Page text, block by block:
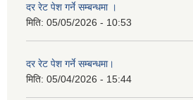
दर रेट पेश गर्ने सम्बन्धमा ।
मिति: 05/05/2026 - 10:53
दर रेट पेश गर्ने सम्बन्धमा।
मिति: 05/04/2026 - 15:44